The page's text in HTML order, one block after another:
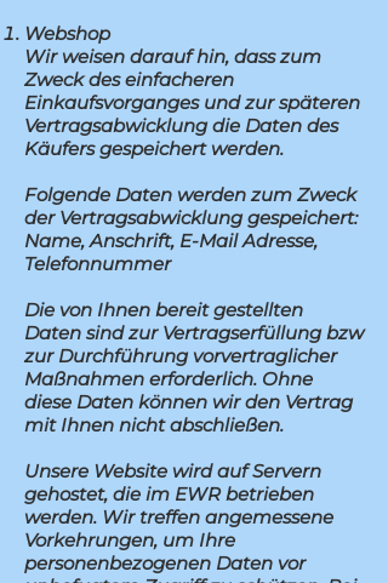
Webshop
Wir weisen darauf hin, dass zum
Zweck des einfacheren
Einkaufsvorganges und zur späteren
Vertragsabwicklung die Daten des
Käufers gespeichert werden.
Folgende Daten werden zum Zweck
der Vertragsabwicklung gespeichert:
Name, Anschrift, E-Mail Adresse,
Telefonnummer
Die von Ihnen bereit gestellten
Daten sind zur Vertragserfüllung bzw
zur Durchführung vorvertraglicher
Maßnahmen erforderlich. Ohne
diese Daten können wir den Vertrag
mit Ihnen nicht abschließen.
Unsere Website wird auf Servern
gehostet, die im EWR betrieben
werden. Wir treffen angemessene
Vorkehrungen, um Ihre
personenbezogenen Daten vor